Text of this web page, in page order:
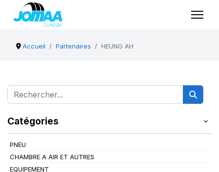
Accueil Partenaires HEUNG AH
Catégories
PNEU
CHAMBRE A AIR ET AUTRES
EQUIPEMENT